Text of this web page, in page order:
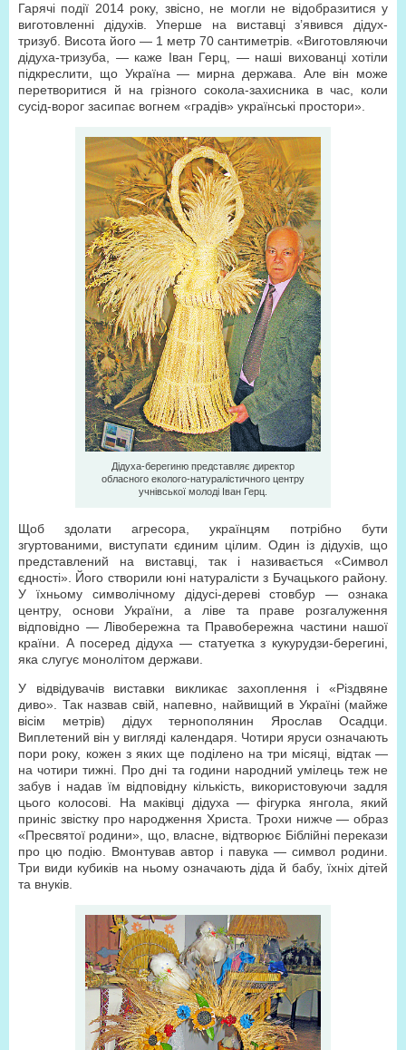
Гарячі події 2014 року, звісно, не могли не відобразитися у
виготовленні дідухів. Уперше на виставці з’явився дідух-
тризуб. Висота його — 1 метр 70 сантиметрів. «Виготовляючи
дідуха-тризуба, — каже Іван Герц, — наші вихованці хотіли
підкреслити, що Україна — мирна держава. Але він може
перетворитися й на грізного сокола-захисника в час, коли
сусід-ворог засипає вогнем «градів» українські простори».
Дідуха-берегиню представляє директор
обласного еколого-натуралістичного центру
учнівської молоді Іван Герц.
Щоб здолати агресора, українцям потрібно бути
згуртованими, виступати єдиним цілим. Один із дідухів, що
представлений на виставці, так і називається «Символ
єдності». Його створили юні натуралісти з Бучацького району.
У їхньому символічному дідусі-дереві стовбур — ознака
центру, основи України, а ліве та праве розгалуження
відповідно — Лівобережна та Правобережна частини нашої
країни. А посеред дідуха — статуетка з кукурудзи-берегині,
яка слугує монолітом держави.
У відвідувачів виставки викликає захоплення і «Різдвяне
диво». Так назвав свій, напевно, найвищий в Україні (майже
вісім метрів) дідух тернополянин Ярослав Осадци.
Виплетений він у вигляді календаря. Чотири яруси означають
пори року, кожен з яких ще поділено на три місяці, відтак —
на чотири тижні. Про дні та години народний умілець теж не
забув і надав їм відповідну кількість, використовуючи задля
цього колосові. На маківці дідуха — фігурка янгола, який
приніс звістку про народження Христа. Трохи нижче — образ
«Пресвятої родини», що, власне, відтворює Біблійні перекази
про цю подію. Вмонтував автор і павука — символ родини.
Три види кубиків на ньому означають діда й бабу, їхніх дітей
та внуків.